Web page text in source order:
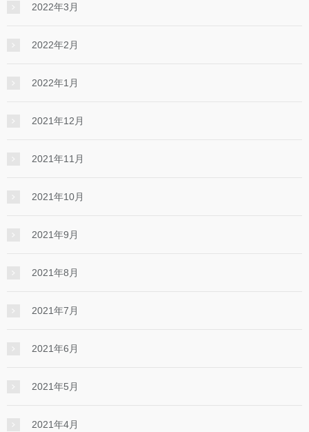
2022年3月
2022年2月
2022年1月
2021年12月
2021年11月
2021年10月
2021年9月
2021年8月
2021年7月
2021年6月
2021年5月
2021年4月